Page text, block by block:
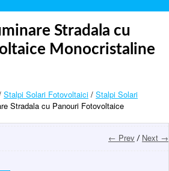
Stradala cu
Monocristaline
Stalpi Solari Fotovoltaici / Stalpi Solari
Stradala cu Panouri Fotovoltaice
← Prev / Next →